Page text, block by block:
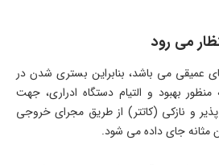
می ­رود
عمیقی می­ باشد، بنابراین بستری شدن در
بهبود و التیام دستگاه ادراری، جهت
­پذیر و نازکی (کاتتر) از طریق مجرای خروجی
مثانه جای داده می­ شود.